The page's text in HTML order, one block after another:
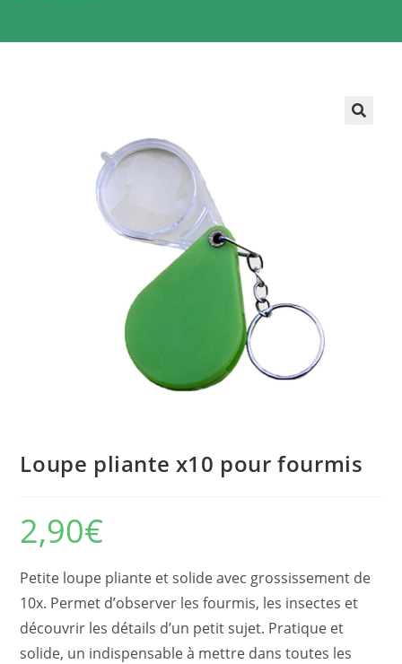
Loupe pliante x10 pour fourmis
2,90€
Petite loupe pliante et solide avec grossissement de
10x. Permet d’observer les fourmis, les insectes et
découvrir les détails d’un petit sujet. Pratique et
solide, un indispensable à mettre dans toutes les